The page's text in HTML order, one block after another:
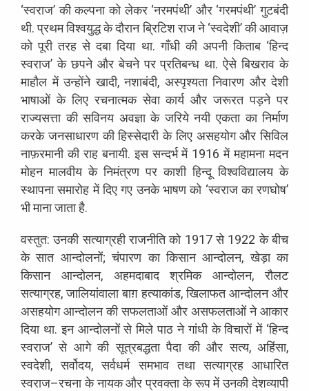
‘स्वराज’ की कल्पना को लेकर ‘नरमपंथी’ और ‘गरमपंथी’ गुटबंदी
थी.प्रथमविश्वयुद्धकेदौरानब्रिटिशराजने ‘स्वदेशी’कीआवाज़
को पूरी तरह से दबा दिया था.गाँधी की अपनी किताब ‘हिन्द
स्वराज’ के छपने और बेचने पर प्रतिबन्ध था.ऐसे बिखराव के
माहौल में उन्होंने खादी,नशाबंदी, अस्पृश्यता निवारण और देशी
भाषाओं के लिए रचनात्मक सेवा कार्य और जरूरत पड़ने पर
राज्यसत्ता की सविनय अवज्ञा के जरिये नयी एकता का निर्माण
करके जनसाधारण की हिस्सेदारी के लिए असहयोग और सिविल
नाफ़रमानी की राह बनायी.इस सन्दर्भ में1916में महामना मदन
मोहन मालवीय के निमंत्रण पर काशी हिन्दू विश्वविद्यालय के
स्थापना समारोह में दिए गए उनके भाषण को ‘स्वराज का रणघोष’
भीमानाजाताहै.
वस्तुत:उनकी सत्याग्रही राजनीति को1917से1922के बीच
के सात आन्दोलनों;चंपारण का किसान आन्दोलन,खेड़ा का
किसान
आन्दोलन, अहमदाबाद श्रमिक आन्दोलन,रौलट
सत्याग्रह,जालियांवाला बाग़ हत्याकांड,खिलाफत आन्दोलन और
असहयोग आन्दोलन की सफलताओं और असफलताओं ने आकार
दिया था.इन आन्दोलनों से मिले पाठ ने गांधी के विचारों में ‘हिन्द
स्वराज’ से आगे की सूत्रबद्धता पैदा की और सत्य,अहिंसा,
स्वदेशी,सर्वोदय,सर्वधर्म समभाव तथा सत्याग्रह आधारित
स्वराज–रचना के नायक और प्रवक्ता के रूप में उनकी देशव्यापी